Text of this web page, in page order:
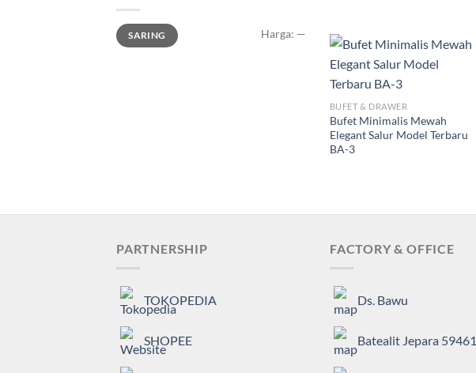
Harga
terendah
Harga
tertinggi
SARING Harga: —
BUFET & DRAWER
Bufet Minimalis Mewah
Elegant Salur Model Terbaru
BA-3
PARTNERSHIP
TOKOPEDIA
SHOPEE
FACTORY & OFFICE
Ds. Bawu
Batealit Jepara 59461